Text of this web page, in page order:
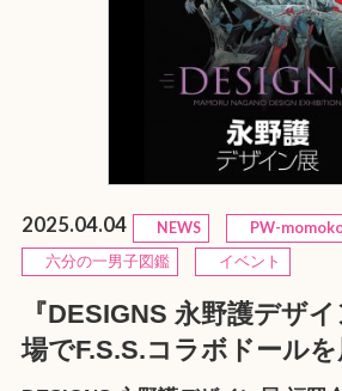
2025.04.04 NEWS
PW-
六分の一男子図鑑
イベント
『DESIGNS 永野護デザ
場でF.S.S.コラボドール